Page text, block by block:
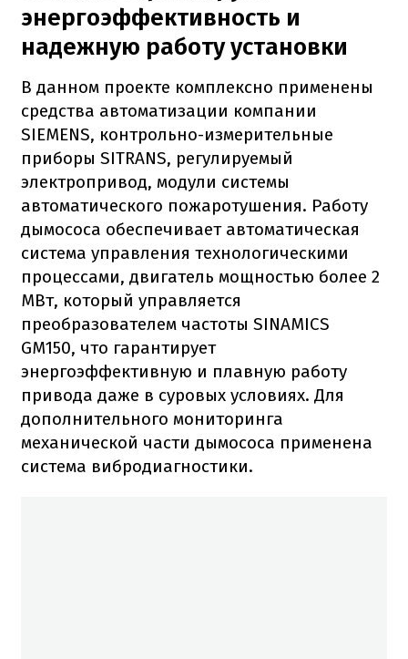
энергоэффективность и
надежную работу установки
В данном проекте комплексно применены
средства автоматизации компании
SIEMENS, контрольно-измерительные
приборы SITRANS, регулируемый
электропривод, модули системы
автоматического пожаротушения. Работу
дымососа обеспечивает автоматическая
система управления технологическими
процессами, двигатель мощностью более 2
МВт, который управляется
преобразователем частоты SINAMICS
GM150, что гарантирует
энергоэффективную и плавную работу
привода даже в суровых условиях. Для
дополнительного мониторинга
механической части дымососа применена
система вибродиагностики.